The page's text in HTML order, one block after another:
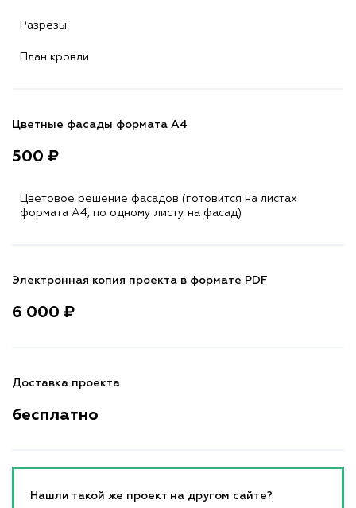
Разрезы
План кровли
Цветные фасады формата А4
500 ₽
Цветовое решение фасадов (готовится на листах
формата A4, по одному листу на фасад)
Электронная копия проекта в формате PDF
6 000 ₽
Доставка проекта
бесплатно
Нашли такой же проект на другом сайте?